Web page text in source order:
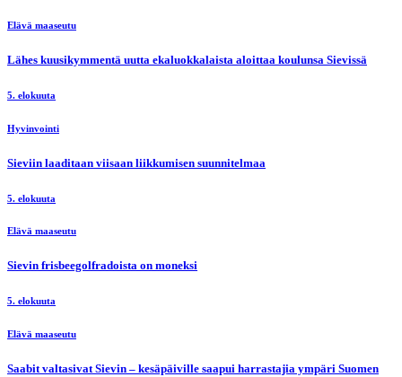
Elävä maaseutu
Lähes kuusikymmentä uutta ekaluokkalaista aloittaa koulunsa Sievissä
5. elokuuta
Hyvinvointi
Sieviin laaditaan viisaan liikkumisen suunnitelmaa
5. elokuuta
Elävä maaseutu
Sievin frisbeegolfradoista on moneksi
5. elokuuta
Elävä maaseutu
Saabit valtasivat Sievin – kesäpäiville saapui harrastajia ympäri Suomen